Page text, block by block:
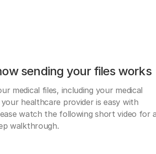
sending your files works
medical files, including your medical
healthcare provider is easy with
watch the following short video for
walkthrough.